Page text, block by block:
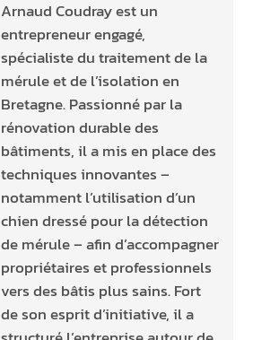
Arnaud Coudray est un
entrepreneur engagé,
spécialiste du traitement de la
mérule et de l’isolation en
Bretagne. Passionné par la
rénovation durable des
bâtiments, il a mis en place des
techniques innovantes –
notamment l’utilisation d’un
chien dressé pour la détection
de mérule – afin d’accompagner
propriétaires et professionnels
vers des bâtis plus sains. Fort
de son esprit d’initiative, il a